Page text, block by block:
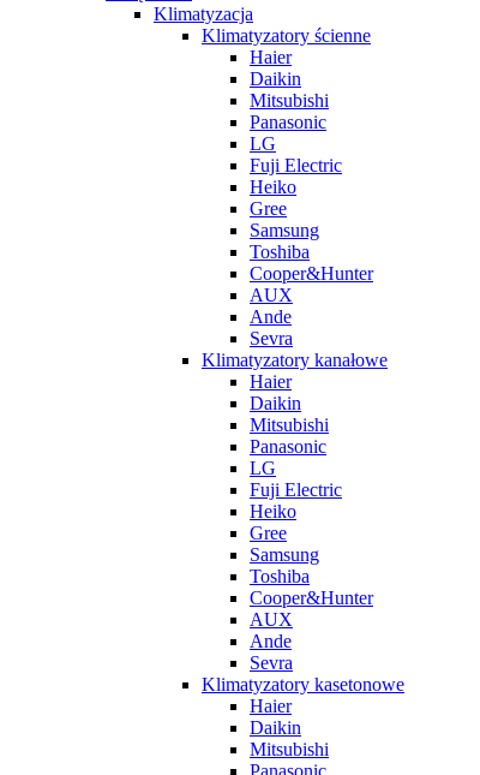
Klimatyzacja
Klimatyzatory ścienne
Haier
Daikin
Mitsubishi
Panasonic
LG
Fuji Electric
Heiko
Gree
Samsung
Toshiba
Cooper&Hunter
AUX
Ande
Sevra
Klimatyzatory kanałowe
Haier
Daikin
Mitsubishi
Panasonic
LG
Fuji Electric
Heiko
Gree
Samsung
Toshiba
Cooper&Hunter
AUX
Ande
Sevra
Klimatyzatory kasetonowe
Haier
Daikin
Mitsubishi